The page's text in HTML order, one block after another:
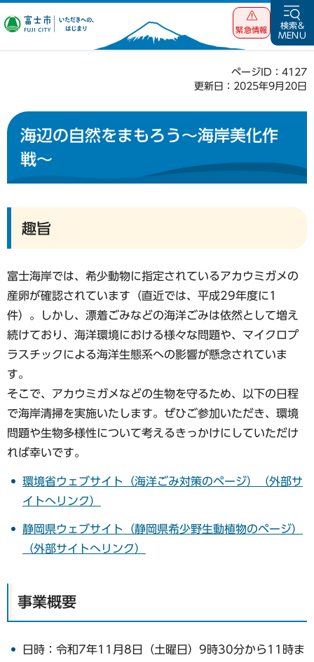
富士市 いただ
緊急情報
検索&
MENU
ページID：4127
更新日：2025年9月20日
海辺の自然をまもろう～海岸美化作
戦～
趣旨
富士海岸では、希少動物に指定されているアカウミガメの
産卵が確認されています（直近では、平成29年度に1
件）。しかし、漂着ごみなどの海洋ごみは依然として増え
続けており、海洋環境における様々な問題や、マイクロプ
ラスチックによる海洋生態系への影響が懸念されていま
す。
そこで、アカウミガメなどの生物を守るため、以下の日程
で海岸清掃を実施いたします。ぜひご参加いただき、環境
問題や生物多様性について考えるきっかけにしていただけ
れば幸いです。
環境省ウェブサイト（海洋ごみ対策のページ）（外部サ
イトへリンク）
静岡県ウェブサイト（静岡県希少野生動植物のページ）
（外部サイトへリンク）
事業概要
日時：令和7年11月8日（土曜日）9時30分から11時ま